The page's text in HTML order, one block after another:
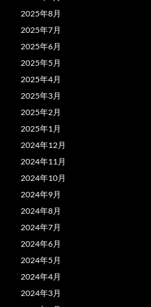
2025年8月
2025年7月
2025年6月
2025年5月
2025年4月
2025年3月
2025年2月
2025年1月
2024年12月
2024年11月
2024年10月
2024年9月
2024年8月
2024年7月
2024年6月
2024年5月
2024年4月
2024年3月